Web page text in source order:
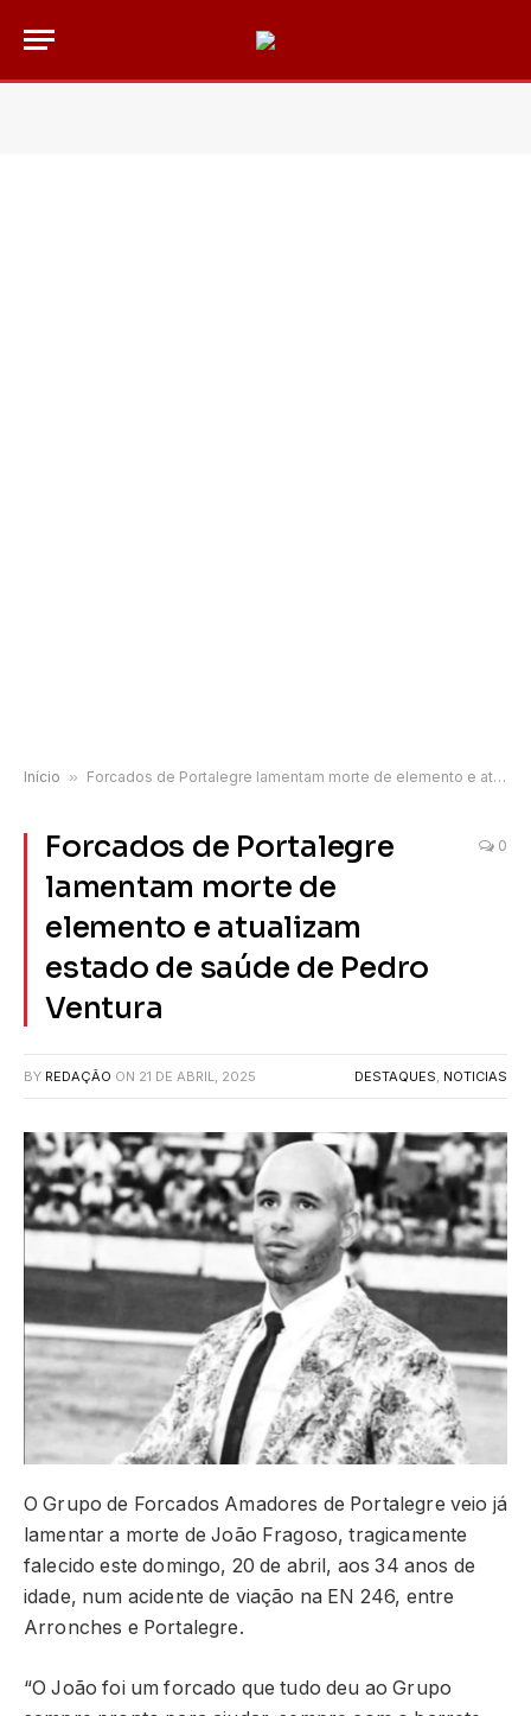
Início » Forcados de Portalegre lamentam morte de elemento e atualizam estado de saúde de Pedro Ventura
Forcados de Portalegre
lamentam morte de
elemento e atualizam
estado de saúde de Pedro
Ventura
0
BY REDAÇÃO ON 21 DE ABRIL, 2025 DESTAQUES, NOTICIAS
O Grupo de Forcados Amadores de Portalegre veio já
lamentar a morte de João Fragoso, tragicamente
falecido este domingo, 20 de abril, aos 34 anos de
idade, num acidente de viação na EN 246, entre
Arronches e Portalegre.
“O João foi um forcado que tudo deu ao Grupo